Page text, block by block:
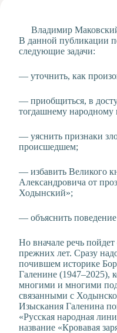
Музыкальное
отделение
Служба
служба
Владимир
В данной публикации
следующие задачи:
— уточнить, как
— приобщиться, в
тогдашнему народному
— уяснить признаки
происшедшем;
— избавить Великого
Александровича от
Ходынский»;
— объяснить
Но вначале речь
прежних лет. Сразу
почившем историке
Галенине (1947–2025),
многими и многими
связанными с
Изыскания Галенина
«Русская народная
название «Кровавая